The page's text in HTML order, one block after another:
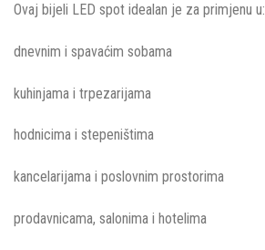
Ovaj bijeli LED spot idealan je za primjenu u:
dnevnim i spavaćim sobama
kuhinjama i trpezarijama
hodnicima i stepeništima
kancelarijama i poslovnim prostorima
prodavnicama, salonima i hotelima